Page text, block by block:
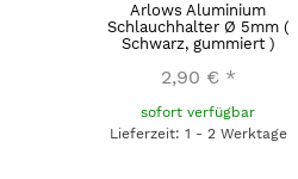
Arlows Aluminium
Schlauchhalter Ø 5mm (
Schwarz, gummiert )
2,90 € *
sofort verfügbar
Lieferzeit: 1 - 2 Werktage